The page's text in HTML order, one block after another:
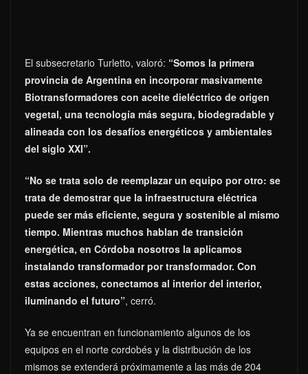
El subsecretario Turletto, valoró: “Somos la primera
provincia de Argentina en incorporar masivamente
Biotransformadores con aceite dieléctrico de origen
vegetal, una tecnología más segura, biodegradable y
alineada con los desafíos energéticos y ambientales
del siglo XXI”.
“No se trata solo de reemplazar un equipo por otro: se
trata de demostrar que la infraestructura eléctrica
puede ser más eficiente, segura y sostenible al mismo
tiempo. Mientras muchos hablan de transición
energética, en Córdoba nosotros la aplicamos
instalando transformador por transformador. Con
estas acciones, conectamos al interior del interior,
iluminando el futuro”, cerró.
Ya se encuentran en funcionamiento algunos de los
equipos en el norte cordobés y la distribución de los
mismos se extenderá próximamente a las más de 204